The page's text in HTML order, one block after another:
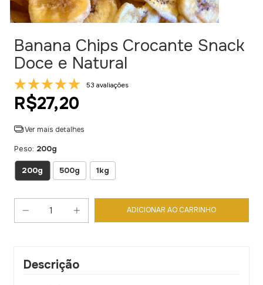
Banana Chips Crocante Snack
Doce e Natural
53 avaliações
R$27,20
Ver mais detalhes
Peso: 200g
200g 500g 1kg
Descrição